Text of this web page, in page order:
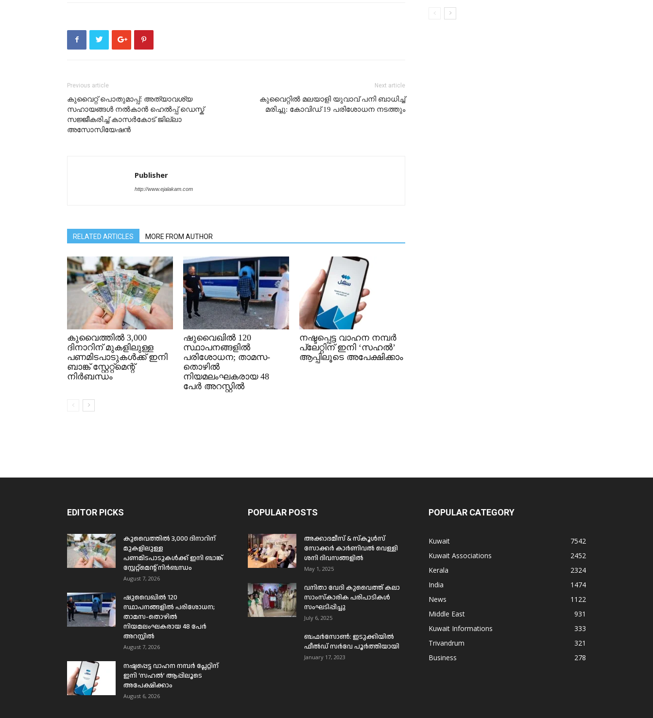
Previous article
കുവൈറ്റ് പൊതുമാപ്പ്: അത്യാവശ്യ
സഹായങ്ങൾ നൽകാൻ ഹെൽപ്പ് ഡെസ്ക്
സജ്ജീകരിച്ച് കാസർകോട് ജില്ലാ
അസോസിയേഷൻ
Next article
കുവൈറ്റിൽ മലയാളി യുവാവ് പനി ബാധിച്ച്
മരിച്ചു: കോവിഡ് 19 പരിശോധന നടത്തും
Publisher
http://www.ejalakam.com
RELATED ARTICLES MORE FROM AUTHOR
കുവൈത്തിൽ 3,000
ദിനാറിന് മുകളിലുള്ള
പണമിടപാടുകൾക്ക് ഇനി
ബാങ്ക് സ്റ്റേറ്റ്മെന്റ്
നിർബന്ധം
ഷുവൈഖിൽ 120
സ്ഥാപനങ്ങളിൽ
പരിശോധന; താമസ-
തൊഴിൽ
നിയമലംഘകരായ 48
പേർ അറസ്റ്റിൽ
നഷ്ടപ്പെട്ട വാഹന നമ്പർ
പ്ലേറ്റിന് ഇനി ‘സഹൽ’
ആപ്പിലൂടെ അപേക്ഷിക്കാം
EDITOR PICKS
കുവൈത്തിൽ 3,000 ദിനാറിന്
മുകളിലുള്ള
പണമിടപാടുകൾക്ക് ഇനി ബാങ്ക്
സ്റ്റേറ്റ്മെന്റ് നിർബന്ധം
August 7, 2026
ഷുവൈഖിൽ 120
സ്ഥാപനങ്ങളിൽ പരിശോധന;
താമസ-തൊഴിൽ
നിയമലംഘകരായ 48 പേർ
അറസ്റ്റിൽ
August 7, 2026
നഷ്ടപ്പെട്ട വാഹന നമ്പർ പ്ലേറ്റിന്
ഇനി ‘സഹൽ’ ആപ്പിലൂടെ
അപേക്ഷിക്കാം
August 6, 2026
POPULAR POSTS
അക്കാദമീസ് & സ്കൂൾസ്
സോക്കർ കാർണിവൽ വെള്ളി
ശനി ദിവസങ്ങളിൽ
May 1, 2025
വനിതാ വേദി കുവൈത്ത് കലാ
സാംസ്കാരിക പരിപാടികൾ
സംഘടിപ്പിച്ചു
July 6, 2025
ബഫര്‍സോണ്‍: ഇടുക്കിയില്‍
ഫീല്‍ഡ് സര്‍വേ പൂര്‍ത്തിയായി
January 17, 2023
POPULAR CATEGORY
Kuwait
7542
Kuwait Associations
2452
Kerala
2324
India
1474
News
1122
Middle East
931
Kuwait Informations
333
Trivandrum
321
Business
278